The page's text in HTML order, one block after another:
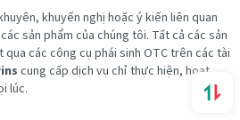
khuyến nghị hoặc ý kiến liên quan
sản phẩm của chúng tôi. Tất cả các sản
các công cụ phái sinh OTC trên các tài
cung cấp dịch vụ chỉ thực hiện, hoạt
lúc.